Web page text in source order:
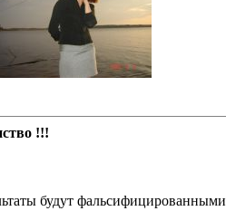
!!!
будут фальсифицированными